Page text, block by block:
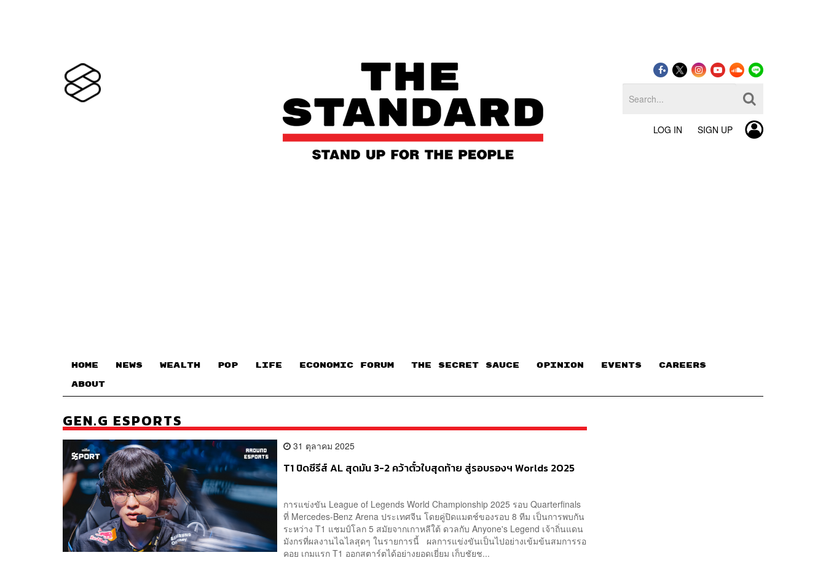
LOG IN SIGN UP
HOME NEWS WEALTH POP LIFE ECONOMIC FORUM THE SECRET SAUCE​ OPINION EVENTS CAREERS
ABOUT
GEN.G ESPORTS
31 ตุลาคม 2025
T1 ปิดซีรีส์ AL สุดมัน 3-2 คว้าตั๋วใบสุดท้าย สู่รอบรองฯ Worlds 2025
การแข่งขัน League of Legends World Championship 2025 รอบ Quarterfinals
ที่ Mercedes-Benz Arena ประเทศจีน โดยคู่ปิดแมตช์ของรอบ 8 ทีม เป็นการพบกัน
ระหว่าง T1 แชมป์โลก 5 สมัยจากเกาหลีใต้ ดวลกับ Anyone's Legend เจ้าถิ่นแดน
มังกรที่ผลงานไฉไลสุดๆ ในรายการนี้ ผลการแข่งขันเป็นไปอย่างเข้มข้นสมการรอ
คอย เกมแรก T1 ออกสตาร์ตได้อย่างยอดเยี่ยม เก็บชัยช...